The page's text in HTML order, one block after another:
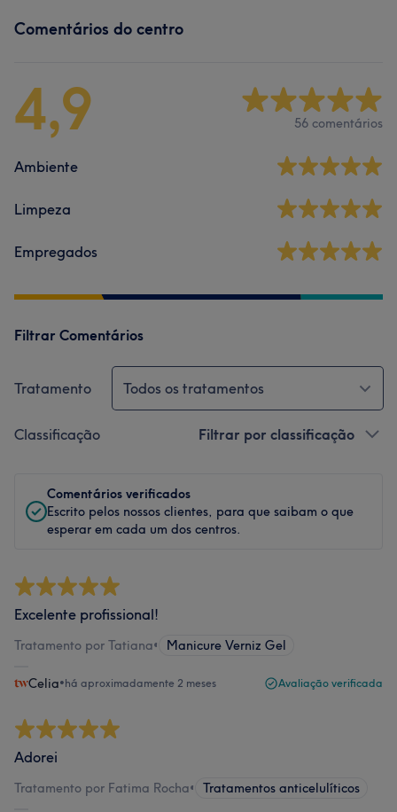
Comentários do centro
4,9 56 comentários
Ambiente
Limpeza
Empregados
Filtrar Comentários
Tratamento Todos os tratamentos
Classificação Filtrar por classificação
Comentários verificados
Escrito pelos nossos clientes, para que saibam o que
esperar em cada um dos centros.
Excelente profissional!
Tratamento por Tatiana• Manicure Verniz Gel
Celia•há aproximadamente 2 meses Avaliação verificada
Adorei
Tratamento por Fatima Rocha• Tratamentos anticelulíticos